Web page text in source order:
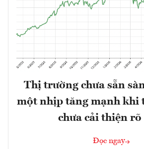
Thị trường chưa sẵn
một nhịp tăng mạnh khi
chưa cải thiện rõ
Đọc ngay